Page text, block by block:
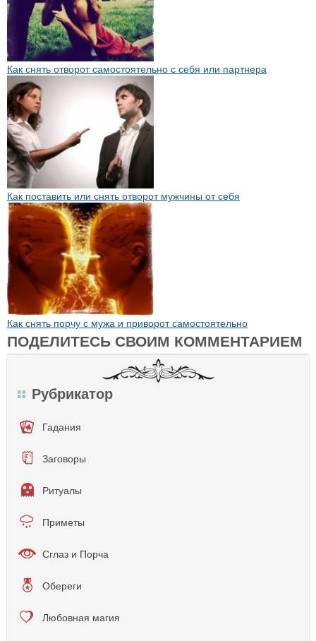
Как снять отворот самостоятельно с себя или партнера
Как поставить или снять отворот мужчины от себя
Как снять порчу с мужа и приворот самостоятельно
ПОДЕЛИТЕСЬ СВОИМ КОММЕНТАРИЕМ
Рубрикатор
Гадания
Заговоры
Ритуалы
Приметы
Сглаз и Порча
Обереги
Любовная магия